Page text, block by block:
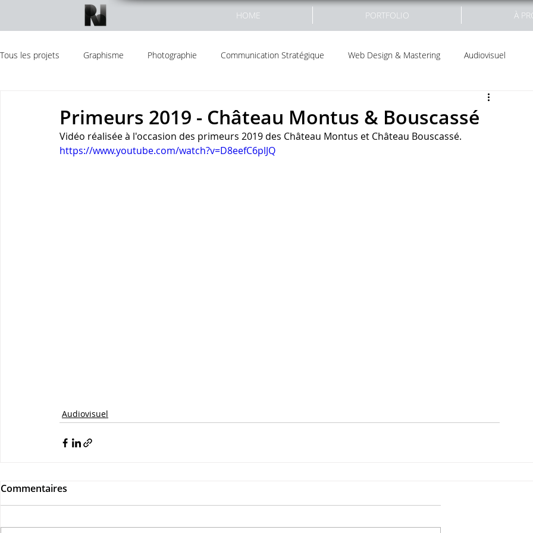
HOME PORTFOLIO À
Tous les projets Graphisme Photographie Communication Stratégique Web Design & Mastering Audiovisuel
Primeurs 2019 - Château Montus & Bouscassé
Vidéo réalisée à l'occasion des primeurs 2019 des Château Montus et Château Bouscassé.
https://www.youtube.com/watch?v=D8eefC6plJQ
Audiovisuel
Commentaires